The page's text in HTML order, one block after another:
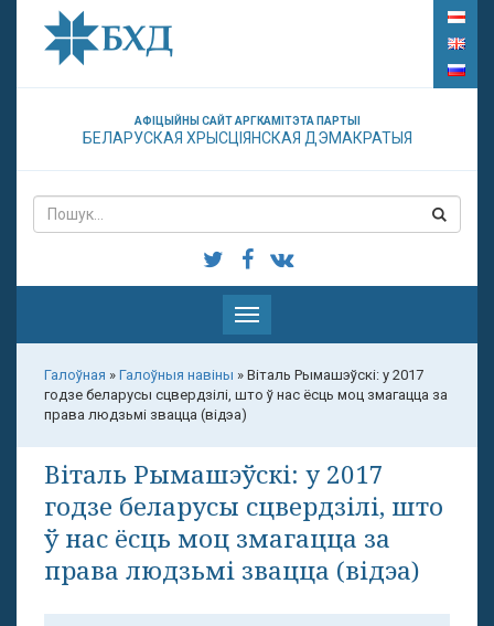
АФІЦЫЙНЫ САЙТ АРГКАМІТЭТА ПАРТЫІ
БЕЛАРУСКАЯ ХРЫСЦІЯНСКАЯ ДЭМАКРАТЫЯ
Паказаць
меню
Галоўная » Галоўныя навіны » Віталь Рымашэўскі: у 2017
годзе беларусы сцвердзілі, што ў нас ёсць моц змагацца за
права людзьмі звацца (відэа)
Віталь Рымашэўскі: у 2017
годзе беларусы сцвердзілі, што
ў нас ёсць моц змагацца за
права людзьмі звацца (відэа)